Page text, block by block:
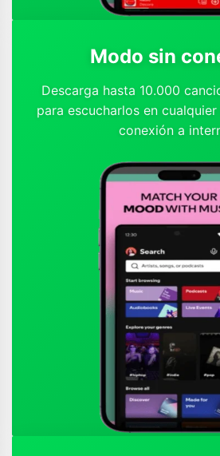
Modo sin
Descarga hasta 10.000
para escucharlos en
conexión a